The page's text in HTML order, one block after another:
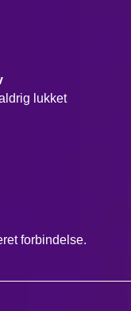
lukket
forbindelse.